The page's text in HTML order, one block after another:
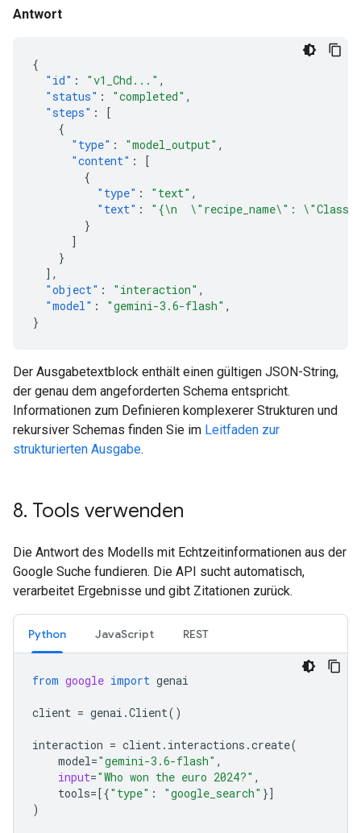
Antwort
{
"id" : "v1_Chd..." ,
"status" : "completed" ,
"steps" :
[
{
"type" : "model_output" ,
"content" :
[
{
"type" : "text" ,
"text" :
"{\n  \"recipe_name\":
}
]
}
],
"object" : "interaction" ,
"model" : "gemini-3.6-flash" ,
}
Der Ausgabetextblock enthält einen gültigen JSON-String,
der genau dem angeforderten Schema entspricht.
Informationen zum Definieren komplexerer Strukturen und
rekursiver Schemas finden Sie im Leitfaden zur
strukturierten Ausgabe.
8. Tools verwenden
Die Antwort des Modells mit Echtzeitinformationen aus der
Google Suche fundieren. Die API sucht automatisch,
verarbeitet Ergebnisse und gibt Zitationen zurück.
Python JavaScript REST
from google import genai
client = genai .Client()
interaction = client. interactions .create(
model="gemini-3.6-flash" ,
input="Who won the euro 2024?" ,
tools=[{"type" : "google_search" }]
)